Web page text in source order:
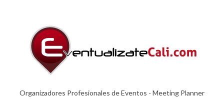
Organizadores Profesionales de Eventos - Meeting Planner